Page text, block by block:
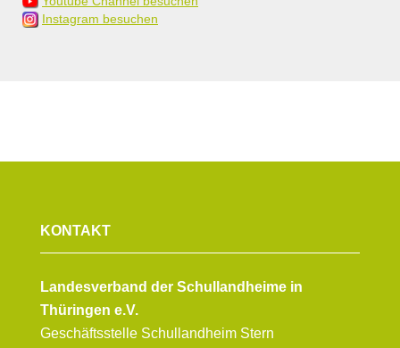
Instagram besuchen
KONTAKT
Landesverband der Schullandheime in
Thüringen e.V.
Geschäftsstelle Schullandheim Stern